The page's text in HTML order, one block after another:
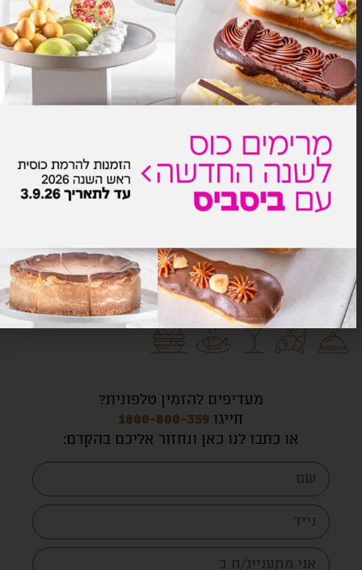
אפרטיב
₪875.00 כולל מע"מ
הוספה לסל
מארחים בכיף
₪830.00 כולל מע"מ
הוספה לסל
מעדיפים להזמין טלפונית?
חייגו1800-800-359
או כתבו לנו כאן ונחזור אליכם בהקדם: